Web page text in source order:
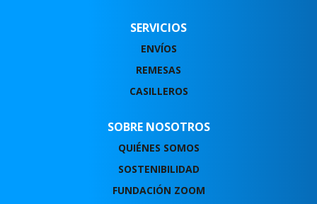
SERVICIOS
ENVÍOS
REMESAS
CASILLEROS
SOBRE NOSOTROS
QUIÉNES SOMOS
SOSTENIBILIDAD
FUNDACIÓN ZOOM